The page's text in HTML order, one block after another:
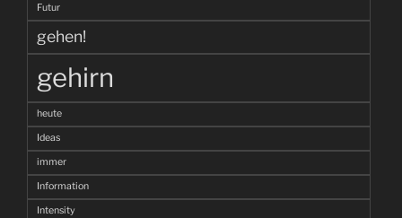
Futur
gehen!
gehirn
heute
Ideas
immer
Information
Intensity